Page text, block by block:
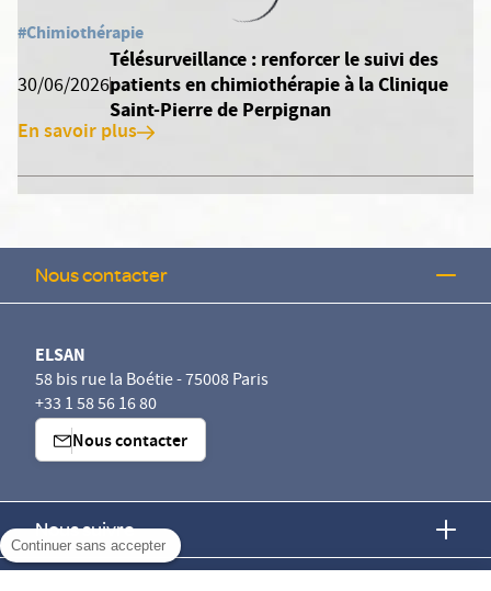
Continuer sans accepter
#Chimiothérapie
30/06/2026
Télésurveillance : renforcer le suivi des
patients en chimiothérapie à la Clinique
Saint-Pierre de Perpignan
En savoir plus
Nous contacter
ELSAN
58 bis rue la Boétie - 75008 Paris
+33 1 58 56 16 80
Nous contacter
Nous suivre